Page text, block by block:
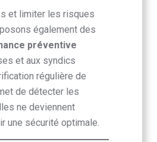
et limiter les risques
également des
préventive
et aux syndics
régulière de
de détecter les
ne deviennent
une sécurité optimale.